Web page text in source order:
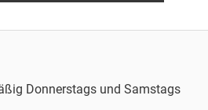
Donnerstags und Samstags